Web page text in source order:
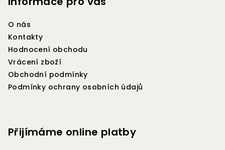
O nás
Kontakty
Hodnocení obchodu
Vrácení zboží
Obchodní podmínky
Podmínky ochrany osobních údajů
Přijímáme online platby